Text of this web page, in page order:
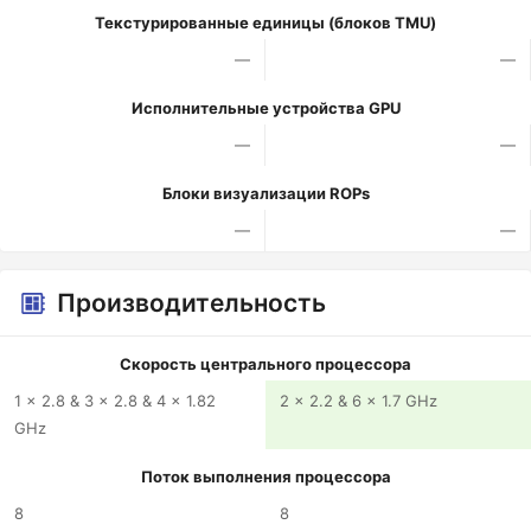
Текстурированные единицы (блоков TMU)
—
—
Исполнительные устройства GPU
—
—
Блоки визуализации ROPs
—
—
Производительность
Скорость центрального процессора
1 x 2.8 & 3 x 2.8 & 4 x 1.82
GHz
2 x 2.2 & 6 x 1.7 GHz
Поток выполнения процессора
8
8